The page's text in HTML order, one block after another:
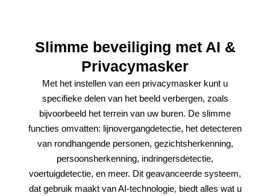
Slimme beveiliging met AI &
Privacymasker
Met het instellen van een privacymasker kunt u
specifieke delen van het beeld verbergen, zoals
bijvoorbeeld het terrein van uw buren. De slimme
functies omvatten: lijnovergangdetectie, het detecteren
van rondhangende personen, gezichtsherkenning,
persoonsherkenning, indringersdetectie,
voertuigdetectie, en meer. Dit geavanceerde systeem,
dat gebruik maakt van AI-technologie, biedt alles wat u